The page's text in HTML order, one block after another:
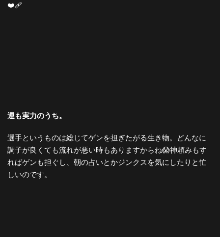
❤️‍🩹
運も実力のうち。
選手というものは総じてゲンを担ぎたがる生き物。どんなに
調子が良くても流れが悪い時もありますからね😱神頼みもす
ればゲンも担ぐし、朝の占いとかジンクスを気にしたりと忙
しいのです。